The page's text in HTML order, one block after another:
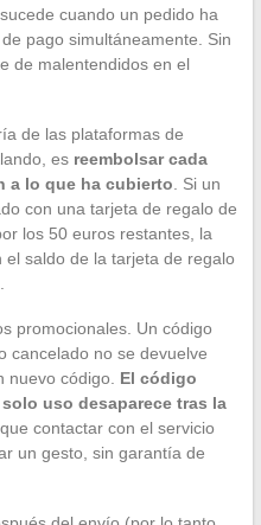
cuando un pedido ha
pago simultáneamente. Sin
de malentendidos en el
de las plataformas de
es reembolsar cada
a lo que ha cubierto . Si un
con una tarjeta de regalo de
los 50 euros restantes, la
saldo de la tarjeta de regalo
promocionales. Un código
cancelado no se devuelve
nuevo código. El código
uso desaparece tras la
contactar con el servicio
un gesto, sin garantía de